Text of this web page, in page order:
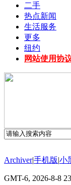
二手
热点新闻
生活服务
更多
纽约
网站使用协
Archiver|手机版|小
GMT-6, 2026-8-8